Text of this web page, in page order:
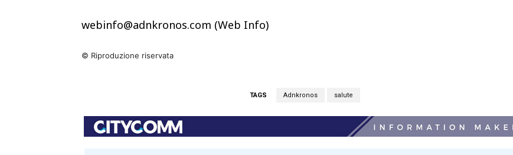
webinfo@adnkronos.com (Web Info)
© Riproduzione riservata
TAGS Adnkronos salute